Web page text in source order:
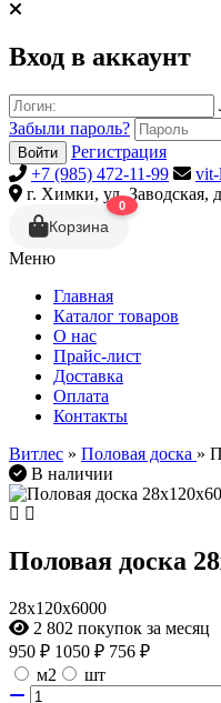
Вход в аккаунт
Забыли пароль?
Войти
Регистрация
+7 (985) 472-11-99
vit-
г. Химки, ул. Заводская,
Корзина
0
Меню
Главная
Каталог товаров
О нас
Прайс-лист
Доставка
Оплата
Контакты
Витлес » Половая доска »
В наличии
Половая доска
28х120х6000
2 802 покупок за месяц
950 ₽ 1050 ₽ 756 ₽
м2
шт